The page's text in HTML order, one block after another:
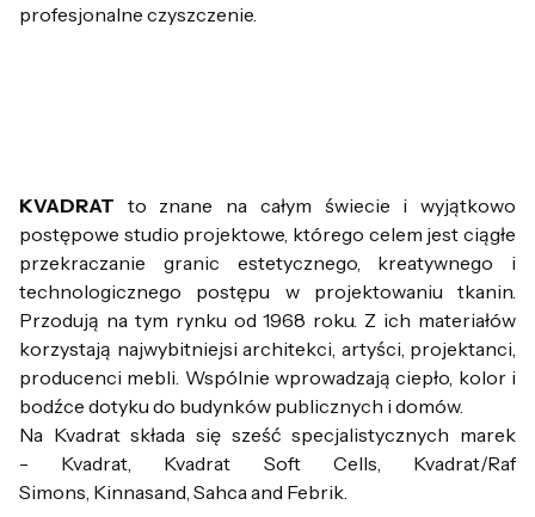
profesjonalne czyszczenie.
KVADRAT to znane na całym świecie i wyjątkowo
postępowe studio projektowe, którego celem jest ciągłe
przekraczanie granic estetycznego, kreatywnego i
technologicznego postępu w projektowaniu tkanin.
Przodują na tym rynku od 1968 roku. Z ich materiałów
korzystają najwybitniejsi architekci, artyści, projektanci,
producenci mebli. Wspólnie wprowadzają ciepło, kolor i
bodźce dotyku do budynków publicznych i domów.
Na Kvadrat składa się sześć specjalistycznych marek
- Kvadrat, Kvadrat Soft Cells, Kvadrat/Raf
Simons, Kinnasand, Sahca and Febrik.